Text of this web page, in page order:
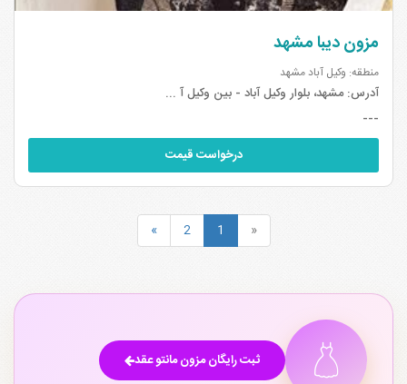
مزون دیبا مشهد
منطقه: وکیل آباد مشهد
آدرس:مشهد، بلوار وکیل آباد - بین وکیل آ ...
---
درخواست قیمت
«
1
2
»
ثبت رایگان مزون مانتو عقد